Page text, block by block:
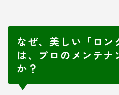
なぜ、美しい「ロン
は、プロのメンテナ
か？